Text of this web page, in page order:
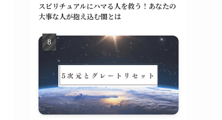
スピリチュアルにハマる人を救う！あなたの
大事な人が抱え込む闇とは